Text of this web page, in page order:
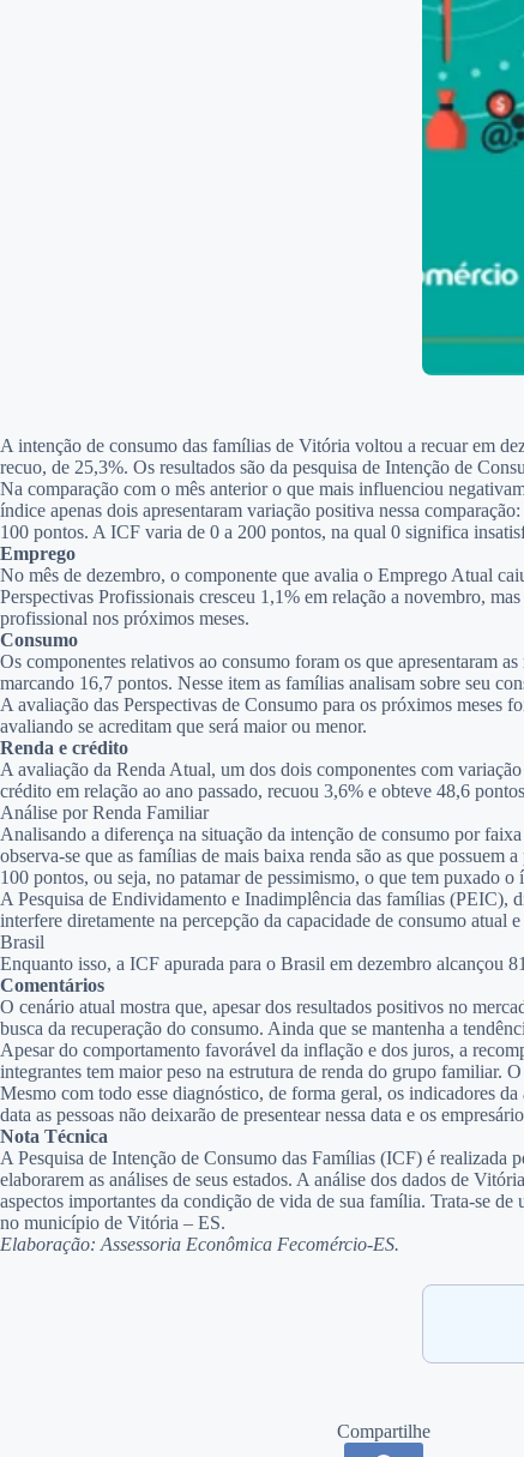
A intenção de consumo das famílias de Vitória voltou a recuar em
recuo, de 25,3%. Os resultados são da pesquisa de Intenção de
Na comparação com o mês anterior o que mais influenciou
índice apenas dois apresentaram variação positiva nessa
100 pontos. A ICF varia de 0 a 200 pontos, na qual 0 significa
Emprego
No mês de dezembro, o componente que avalia o Emprego Atual
Perspectivas Profissionais cresceu 1,1% em relação a novembro,
profissional nos próximos meses.
Consumo
Os componentes relativos ao consumo foram os que apresentaram
marcando 16,7 pontos. Nesse item as famílias analisam sobre seu
A avaliação das Perspectivas de Consumo para os próximos meses
avaliando se acreditam que será maior ou menor.
Renda e crédito
A avaliação da Renda Atual, um dos dois componentes com
crédito em relação ao ano passado, recuou 3,6% e obteve 48,6
Análise por Renda Familiar
Analisando a diferença na situação da intenção de consumo por
observa-se que as famílias de mais baixa renda são as que possuem
100 pontos, ou seja, no patamar de pessimismo, o que tem puxado
A Pesquisa de Endividamento e Inadimplência das famílias (PEIC),
interfere diretamente na percepção da capacidade de consumo atual
Brasil
Enquanto isso, a ICF apurada para o Brasil em dezembro alcançou
Comentários
O cenário atual mostra que, apesar dos resultados positivos no
busca da recuperação do consumo. Ainda que se mantenha a
Apesar do comportamento favorável da inflação e dos juros, a
integrantes tem maior peso na estrutura de renda do grupo familiar.
Mesmo com todo esse diagnóstico, de forma geral, os indicadores
data as pessoas não deixarão de presentear nessa data e os
Nota Técnica
A Pesquisa de Intenção de Consumo das Famílias (ICF) é
elaborarem as análises de seus estados. A análise dos dados de
aspectos importantes da condição de vida de sua família. Trata-se
no município de Vitória – ES.
Elaboração: Assessoria Econômica Fecomércio-ES.
Compartilhe